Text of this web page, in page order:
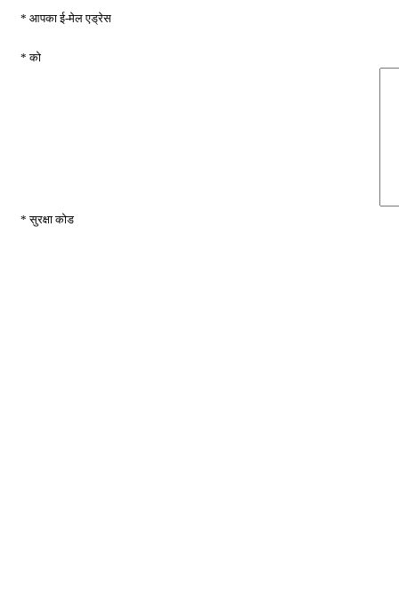
* आपका ई-मेल एड्रेस
* को
* सुरक्षा कोड